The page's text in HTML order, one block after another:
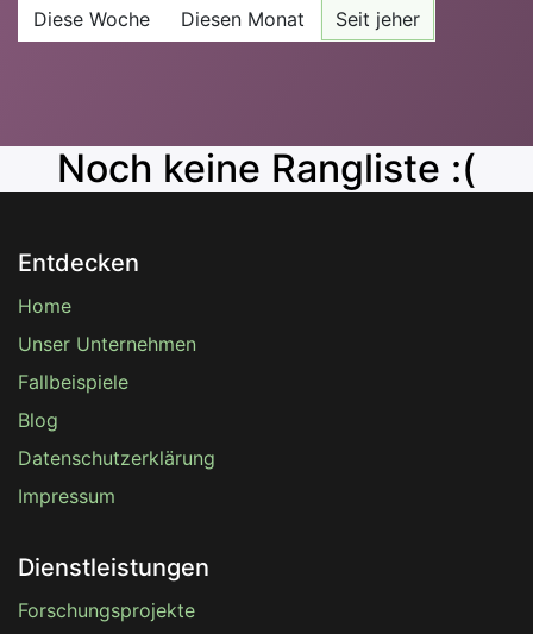
Diese Woche
Diesen Monat Seit jeher
Noch keine Rangliste :(
Entdecken
Home
Unser Unternehmen
Fallbeispiele
Blog
Datenschutzerklärung
Impressum
Dienstleistungen
Forschungsprojekte